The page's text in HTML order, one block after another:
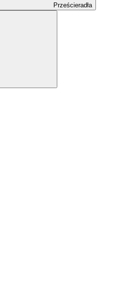
Prześcieradła